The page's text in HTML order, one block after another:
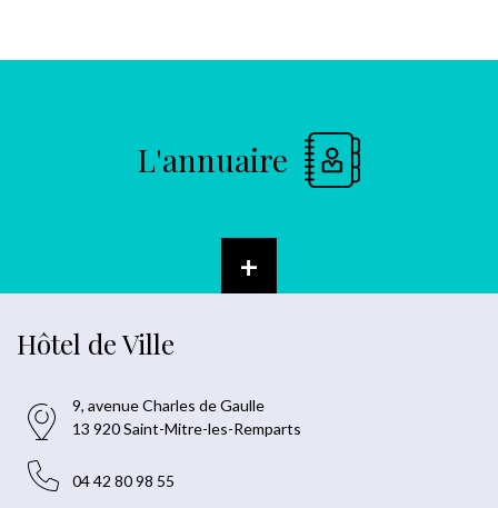
L'annuaire
+
Hôtel de Ville
9, avenue Charles de Gaulle
13 920 Saint-Mitre-les-Remparts
04 42 80 98 55